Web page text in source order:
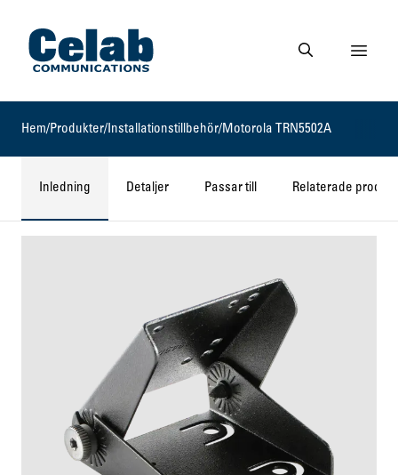
Gå till startsidan
Gå till söksidan
Visa
Hem/Produkter/ Installationstillbehör/ Motorola TRN5502A
Inledning Detaljer Passar till Relaterade